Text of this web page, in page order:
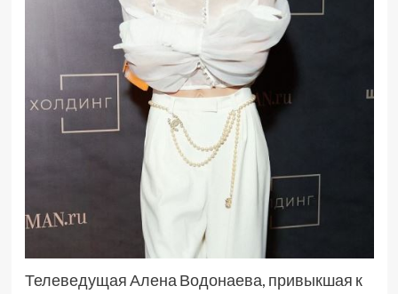
Телеведущая Алена Водонаева, привыкшая к